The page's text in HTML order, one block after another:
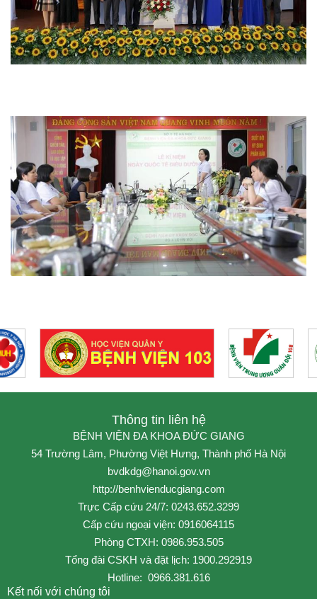
Thông tin liên hệ
BỆNH VIỆN ĐA KHOA ĐỨC GIANG
54 Trường Lâm, Phường Việt Hưng, Thành phố Hà Nội
bvdkdg@hanoi.gov.vn
http://benhvienducgiang.com
Trực Cấp cứu 24/7: 0243.652.3299
Cấp cứu ngoại viện: 0916064115
Phòng CTXH: 0986.953.505
Tổng đài CSKH và đặt lịch: 1900.292919
Hotline: 0966.381.616
Kết nối với chúng tôi